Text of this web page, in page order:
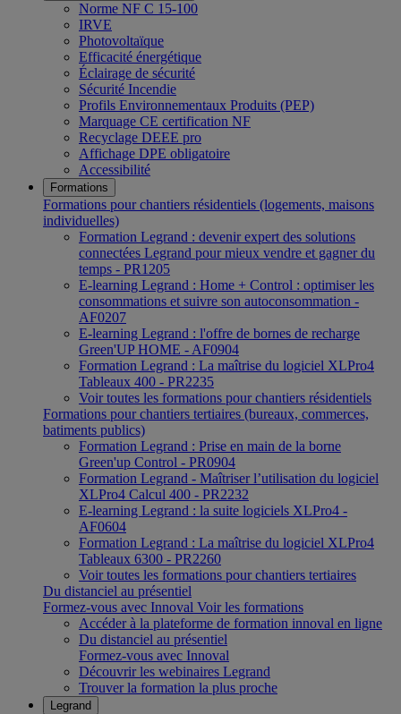
Norme NF C 15-100
IRVE
Photovoltaïque
Efficacité énergétique
Éclairage de sécurité
Sécurité Incendie
Profils Environnementaux Produits (PEP)
Marquage CE certification NF
Recyclage DEEE pro
Affichage DPE obligatoire
Accessibilité
Formations
Formations pour chantiers résidentiels (logements, maisons
individuelles)
Formation Legrand : devenir expert des solutions
connectées Legrand pour mieux vendre et gagner du
temps - PR1205
E-learning Legrand : Home + Control : optimiser les
consommations et suivre son autoconsommation -
AF0207
E-learning Legrand : l'offre de bornes de recharge
Green'UP HOME - AF0904
Formation Legrand : La maîtrise du logiciel XLPro4
Tableaux 400 - PR2235
Voir toutes les formations pour chantiers résidentiels
Formations pour chantiers tertiaires (bureaux, commerces,
batiments publics)
Formation Legrand : Prise en main de la borne
Green'up Control - PR0904
Formation Legrand - Maîtriser l’utilisation du logiciel
XLPro4 Calcul 400 - PR2232
E-learning Legrand : la suite logiciels XLPro4 -
AF0604
Formation Legrand : La maîtrise du logiciel XLPro4
Tableaux 6300 - PR2260
Voir toutes les formations pour chantiers tertiaires
Du distanciel au présentiel
Formez-vous avec Innoval Voir les formations
Accéder à la plateforme de formation innoval en ligne
Du distanciel au présentiel
Formez-vous avec Innoval
Découvrir les webinaires Legrand
Trouver la formation la plus proche
Legrand